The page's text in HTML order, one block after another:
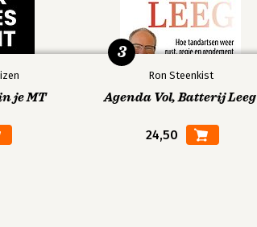
105
je MT
Ron Steenkist
Agenda Vol, Batterij Leeg
24,50
3